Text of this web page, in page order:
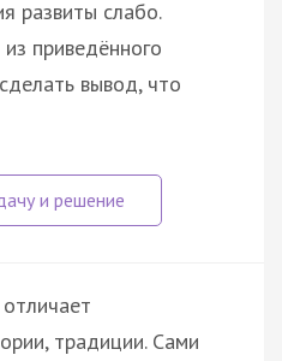
развиты слабо.
приведённого
вывод, что
традиции. Сами